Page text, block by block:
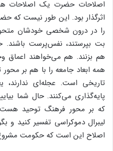
اصلاحات حضرت یک اصلاحات
اثرگذار بود. این طور نیست که
را در درون شخصی خودشان
بت بپرستند، نفس‌پرست باشند.
هم بزنند. هم می‌خواهند اعماق
همه ابعاد جامعه را با هم بر
تاریخی است. عجله‌ای ندارند،
پایه‌گذاری می‌کنند. حال شما
که بر محور فرهنگ توحید هست،
لیبرال دموکراسی تفسیر کنید و
اصلاح این است که حکومت